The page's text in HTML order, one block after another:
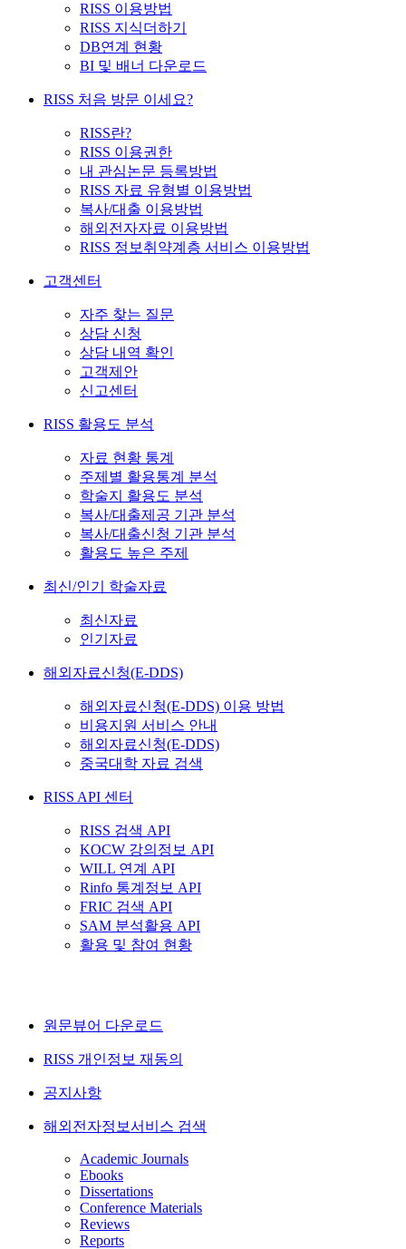
RISS 이용방법
RISS 지식더하기
DB연계 현황
BI 및 배너 다운로드
RISS 처음 방문 이세요?
RISS란?
RISS 이용권한
내 관심논문 등록방법
RISS 자료 유형별 이용방법
복사/대출 이용방법
해외전자자료 이용방법
RISS 정보취약계층 서비스 이용방법
고객센터
자주 찾는 질문
상담 신청
상담 내역 확인
고객제안
신고센터
RISS 활용도 분석
자료 현황 통계
주제별 활용통계 분석
학술지 활용도 분석
복사/대출제공 기관 분석
복사/대출신청 기관 분석
활용도 높은 주제
최신/인기 학술자료
최신자료
인기자료
해외자료신청(E-DDS)
해외자료신청(E-DDS) 이용 방법
비용지원 서비스 안내
해외자료신청(E-DDS)
중국대학 자료 검색
RISS API 센터
RISS 검색 API
KOCW 강의정보 API
WILL 연계 API
Rinfo 통계정보 API
FRIC 검색 API
SAM 분석활용 API
활용 및 참여 현황
원문뷰어 다운로드
RISS 개인정보 재동의
공지사항
해외전자정보서비스 검색
Academic Journals
Ebooks
Dissertations
Conference Materials
Reviews
Reports